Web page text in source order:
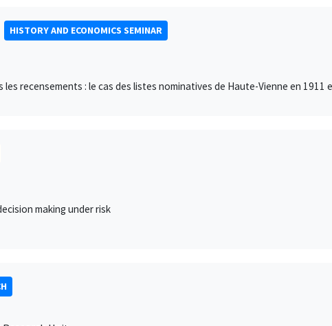
HISTORY AND ECONOMICS SEMINAR
les recensements : le cas des listes nominatives de Haute-Vienne en 1911
making under risk